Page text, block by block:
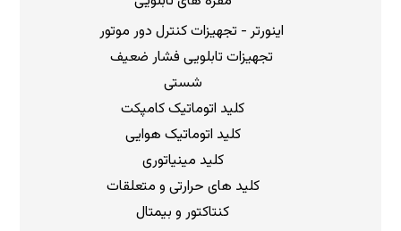
اینورتر - تجهیزات کنترل دور موتور
تجهیزات تابلویی فشار ضعیف
شستی
کلید اتوماتیک کامپکت
کلید اتوماتیک هوایی
کلید مینیاتوری
کلید های حرارتی و متعلقات
کنتاکتور و بیمتال